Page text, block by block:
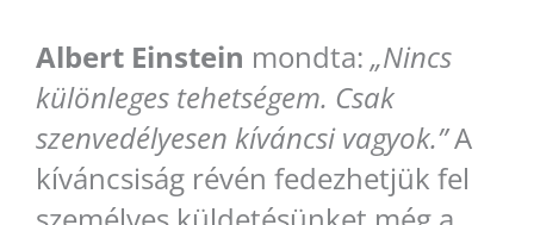
Albert Einstein mondta: „Nincs
különleges tehetségem. Csak
szenvedélyesen kíváncsi vagyok.”A
kíváncsiság révén fedezhetjük fel